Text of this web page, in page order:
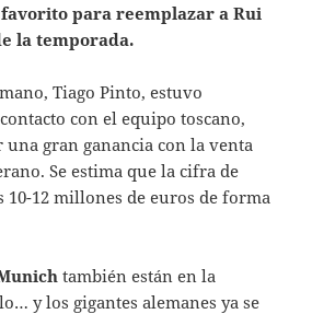
favorito para reemplazar a Rui
la temporada.
Tiago Pinto, estuvo
con el equipo toscano,
una gran ganancia con la venta
Se estima que la cifra de
10-12 millones de euros de forma
también están en la
y los gigantes alemanes ya se